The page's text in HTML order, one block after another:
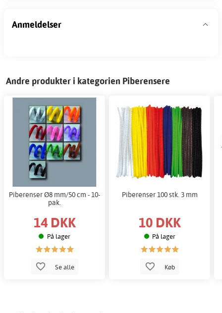
Anmeldelser
Andre produkter i kategorien Piberensere
Piberenser Ø8 mm/50 cm - 10-
pak.
14 DKK
På lager
Se alle
Piberenser 100 stk. 3 mm
10 DKK
På lager
Køb